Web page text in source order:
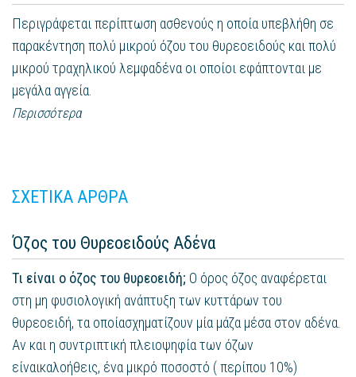
Περιγράφεται περίπτωση ασθενούς η οποία υπεβλήθη σε
παρακέντηση πολύ μικρού όζου του θυρεοειδούς και πολύ
μικρού τραχηλικού λεμφαδένα οι οποίοι εφάπτονται με
μεγάλα αγγεία.
Περισσότερα
ΣΧΕΤΙΚΑ ΑΡΘΡΑ
Όζος του Θυρεοειδούς Αδένα
Τι είναι ο όζος του θυρεοειδή; Ο όρος όζος αναφέρεται
στη μη φυσιολογική ανάπτυξη των κυττάρων του
θυρεοειδή, τα οποίασχηματίζουν μία μάζα μέσα στον αδένα.
Αν και η συντριπτική πλειοψηφία των όζων
είναικαλοήθεις, ένα μικρό ποσοστό ( περίπου 10%)